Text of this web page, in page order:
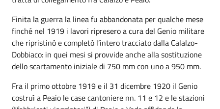
Finita la guerra la linea fu abbandonata per qualche mese
finché nel 1919 i lavori ripresero a cura del Genio militare
che ripristinò e completò l’intero tracciato dalla Calalzo-
Dobbiaco: in quei mesi si provvide anche alla sostituzione
dello scartamento iniziale di 750 mm con uno a 950 mm.
Fra il primo ottobre 1919 e il 31 dicembre 1920 il Genio
costruì a Peaio le case cantoniere nn. 11 e 12 e le stazioni